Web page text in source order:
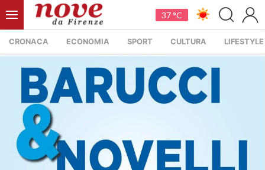
37 °C
CRONACA ECONOMIA SPORT CULTURA LIFESTYLE